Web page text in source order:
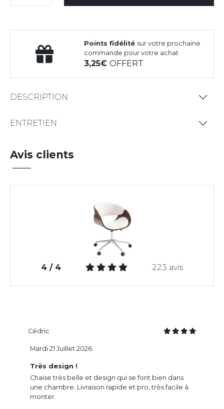
Points fidélité sur votre prochaine
commande pour votre achat
3,25OFFERT
DESCRIPTION
ENTRETIEN
Avis clients
4 / 4 223 avis
Cédric
Très design !
Chaise très belle et design qui se font bien dans
une chambre. Livraison rapide et pro, très facile à
monter.
Mardi 21 Juillet 2026